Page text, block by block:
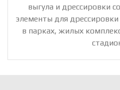
выгула и дрессировки
элементы для дрессировки
в парках, жилых